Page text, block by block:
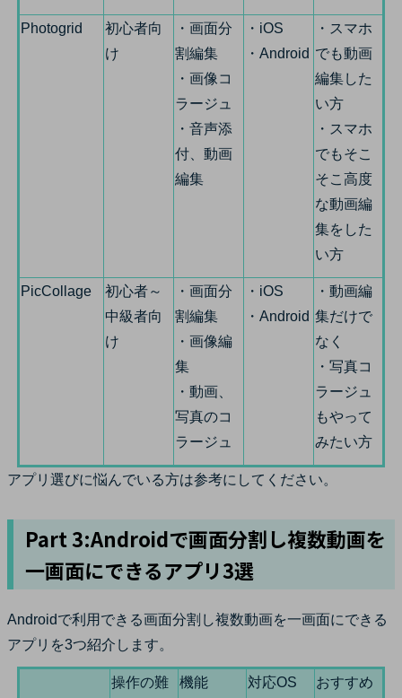
Photogrid
初心者向
け
・画面分
割編集
・画像コ
ラージュ
・音声添
付、動画
編集
・iOS
・Android
・スマホ
でも動画
編集した
い方
・スマホ
でもそこ
そこ高度
な動画編
集をした
い方
PicCollage
初心者～
中級者向
け
・画面分
割編集
・画像編
集
・動画、
写真のコ
ラージュ
・iOS
・Android
・動画編
集だけで
なく
・写真コ
ラージュ
もやって
みたい方
アプリ選びに悩んでいる方は参考にしてください。
Part 3:Androidで画面分割し複数動画を
一画面にできるアプリ3選
Androidで利用できる画面分割し複数動画を一画面にできる
アプリを3つ紹介します。
操作の難
機能 対応OS
おすすめ